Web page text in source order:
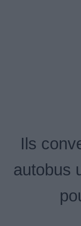
Ils
autobus